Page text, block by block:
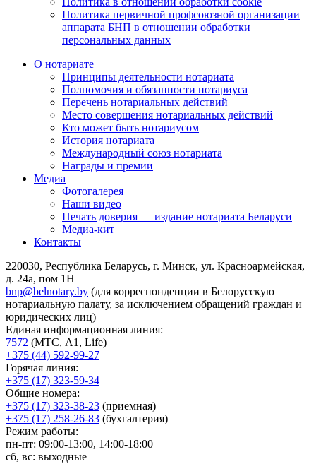
Политика первичной профсоюзной организации
аппарата БНП в отношении обработки
персональных данных
О нотариате
Принципы деятельности нотариата
Полномочия и обязанности нотариуса
Перечень нотариальных действий
Место совершения нотариальных действий
Кто может быть нотариусом
История нотариата
Международный союз нотариата
Награды и премии
Медиа
Фотогалерея
Наши видео
Печать доверия — издание нотариата Беларуси
Медиа-кит
Контакты
220030, Республика Беларусь, г. Минск, ул. Красноармейская,
д. 24а, пом 1Н
bnp@belnotary.by (для корреспонденции в Белорусскую
нотариальную палату, за исключением обращений граждан и
юридических лиц)
Единая информационная линия:
7572 (МТС, A1, Life)
+375 (44) 592-99-27
Горячая линия:
+375 (17) 323-59-34
Общие номера:
+375 (17) 323-38-23 (приемная)
+375 (17) 258-26-83 (бухгалтерия)
Режим работы:
пн-пт: 09:00-13:00, 14:00-18:00
сб, вс: выходные